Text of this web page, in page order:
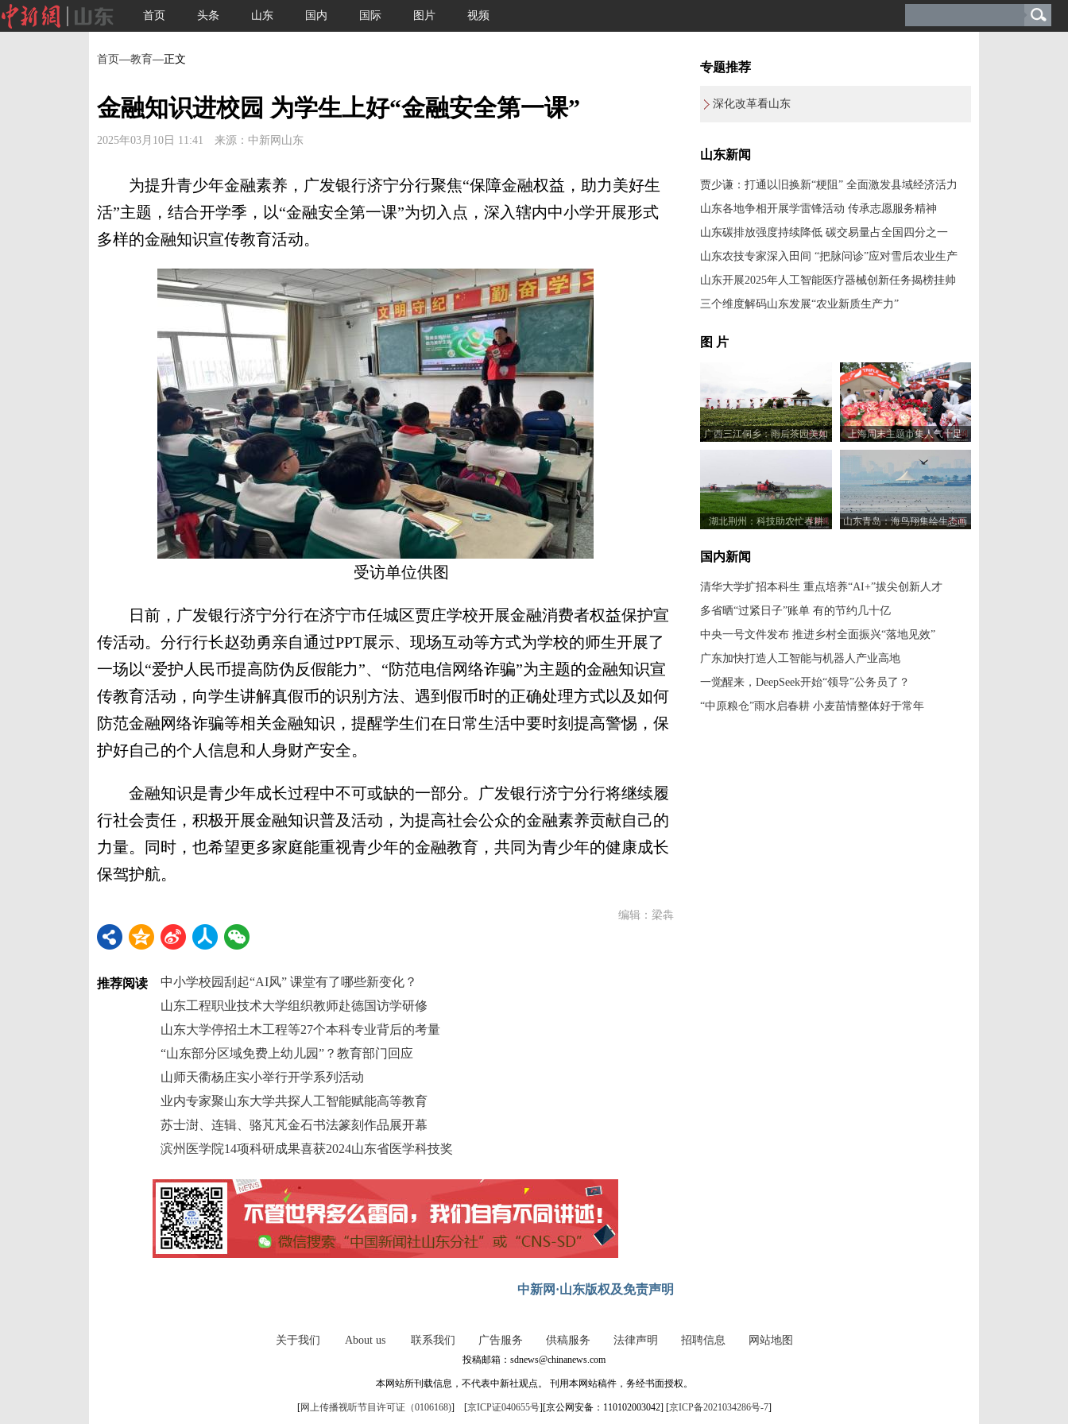
首页 头条 山东 国内 国际 图片 视频
首页—教育—正文
金融知识进校园 为学生上好“金融安全第一课”
2025年03月10日 11:41 来源：中新网山东
为提升青少年金融素养，广发银行济宁分行聚焦“保障金融权益，助力美好生
活”主题，结合开学季，以“金融安全第一课”为切入点，深入辖内中小学开展形式
多样的金融知识宣传教育活动。
受访单位供图
日前，广发银行济宁分行在济宁市任城区贾庄学校开展金融消费者权益保护宣
传活动。分行行长赵劲勇亲自通过PPT展示、现场互动等方式为学校的师生开展了
一场以“爱护人民币提高防伪反假能力”、“防范电信网络诈骗”为主题的金融知识宣
传教育活动，向学生讲解真假币的识别方法、遇到假币时的正确处理方式以及如何
防范金融网络诈骗等相关金融知识，提醒学生们在日常生活中要时刻提高警惕，保
护好自己的个人信息和人身财产安全。
金融知识是青少年成长过程中不可或缺的一部分。广发银行济宁分行将继续履
行社会责任，积极开展金融知识普及活动，为提高社会公众的金融素养贡献自己的
力量。同时，也希望更多家庭能重视青少年的金融教育，共同为青少年的健康成长
保驾护航。
编辑：梁犇
推荐阅读
中小学校园刮起“AI风” 课堂有了哪些新变化？
山东工程职业技术大学组织教师赴德国访学研修
山东大学停招土木工程等27个本科专业背后的考量
“山东部分区域免费上幼儿园”？教育部门回应
山师天衢杨庄实小举行开学系列活动
业内专家聚山东大学共探人工智能赋能高等教育
苏士澍、连辑、骆芃芃金石书法篆刻作品展开幕
滨州医学院14项科研成果喜获2024山东省医学科技奖
中新网·山东版权及免责声明
专题推荐
深化改革看山东
山东新闻
贾少谦：打通以旧换新“梗阻” 全面激发县域经济活力
山东各地争相开展学雷锋活动 传承志愿服务精神
山东碳排放强度持续降低 碳交易量占全国四分之一
山东农技专家深入田间 “把脉问诊”应对雪后农业生产
山东开展2025年人工智能医疗器械创新任务揭榜挂帅
三个维度解码山东发展“农业新质生产力”
图 片
广西三江侗乡：雨后茶园美如
画
上海周末主题市集人气十足
湖北荆州：科技助农忙春耕
山东青岛：海鸟翔集绘生态画
国内新闻
清华大学扩招本科生 重点培养“AI+”拔尖创新人才
多省晒“过紧日子”账单 有的节约几十亿
中央一号文件发布 推进乡村全面振兴“落地见效”
广东加快打造人工智能与机器人产业高地
一觉醒来，DeepSeek开始“领导”公务员了？
“中原粮仓”雨水启春耕 小麦苗情整体好于常年
关于我们 About us 联系我们 广告服务 供稿服务 法律声明 招聘信息 网站地图
投稿邮箱：sdnews@chinanews.com
本网站所刊载信息，不代表中新社观点。 刊用本网站稿件，务经书面授权。
[网上传播视听节目许可证（0106168)] [京ICP证040655号][京公网安备：110102003042] [京ICP备2021034286号-7]